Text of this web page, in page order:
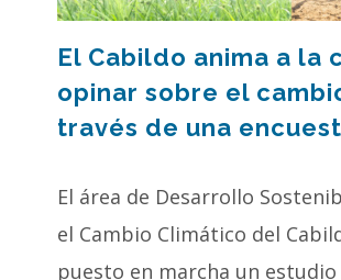
El Cabildo anima a la
opinar sobre el
través de una
El área de Desarrollo
el Cambio Climático del
puesto en marcha un